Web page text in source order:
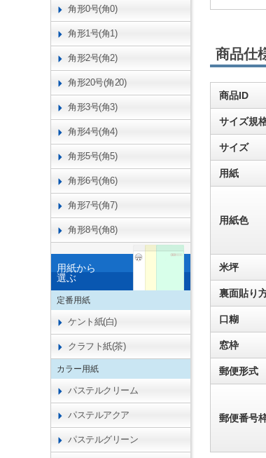
商品仕
商品ID
サイズ規
サイズ
用紙
用紙色
米坪
裏面貼り
口糊
窓枠
郵便形式
郵便番号
角形0号(角0)
角形1号(角1)
角形2号(角2)
角形20号(角20)
角形3号(角3)
角形4号(角4)
角形5号(角5)
角形6号(角6)
角形7号(角7)
角形8号(角8)
用紙から
選ぶ
定番用紙
ケント紙(白)
クラフト紙(茶)
カラー用紙
パステルクリーム
パステルアクア
パステルグリーン